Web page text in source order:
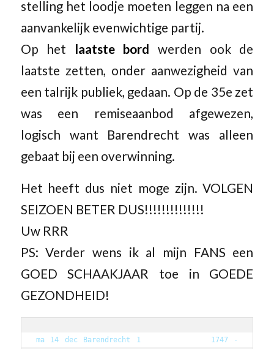
stelling het loodje moeten leggen na een
aanvankelijk evenwichtige partij.
Op het laatste bordwerden ook de
laatste zetten, onder aanwezigheid van
een talrijk publiek, gedaan. Op de 35e zet
was een remiseaanbod afgewezen,
logisch want Barendrecht was alleen
gebaat bij een overwinning.
Het heeft dus niet moge zijn. VOLGEN
SEIZOEN BETER DUS!!!!!!!!!!!!!!
Uw RRR
PS: Verder wens ik al mijn FANS een
GOED SCHAAKJAAR toe in GOEDE
GEZONDHEID!
ma 14 dec Barendrecht 1            1747 -